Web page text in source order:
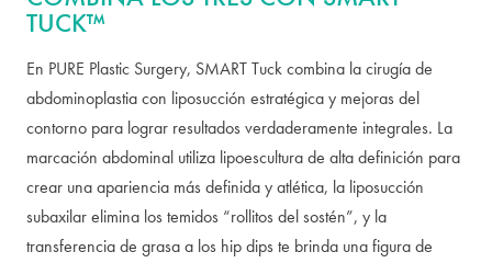
TUCK™
En PURE Plastic Surgery, SMART Tuck combina la cirugía de
abdominoplastia con liposucción estratégica y mejoras del
contorno para lograr resultados verdaderamente integrales. La
marcación abdominal utiliza lipoescultura de alta definición para
crear una apariencia más definida y atlética, la liposucción
subaxilar elimina los temidos “rollitos del sostén”, y la
transferencia de grasa a los hip dips te brinda una figura de